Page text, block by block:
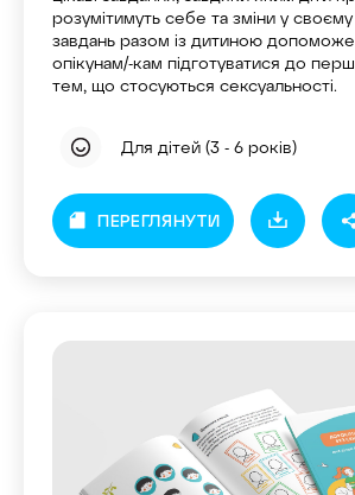
розумітимуть себе та зміни у своєму
завдань разом із дитиною
опікунам/-кам підготуватися до
тем, що стосуються сексуальності.
Для дітей (3 - 6 років)
ПЕРЕГЛЯНУТИ